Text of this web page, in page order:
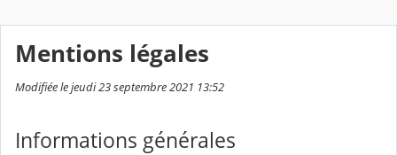
Mentions légales
Modifiée le jeudi 23 septembre 2021 13:52
Informations générales